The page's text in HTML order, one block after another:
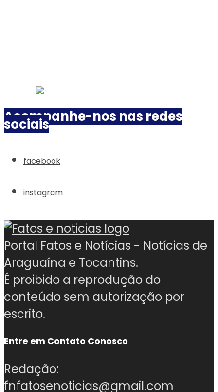
Acompanhe-nos nas redes
sociais
facebook
instagram
Portal Fatos e Notícias - Notícias de
Araguaína e Tocantins.
É proibido a reprodução do
conteúdo sem autorização por
escrito.
Entre em Contato Conosco
Redação:
fnfatosenoticias@gmail.com